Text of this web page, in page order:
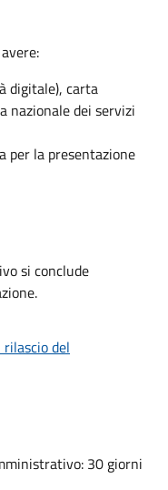
digitale), carta
nazionale dei servizi
per la presentazione
si conclude
del
30 giorni